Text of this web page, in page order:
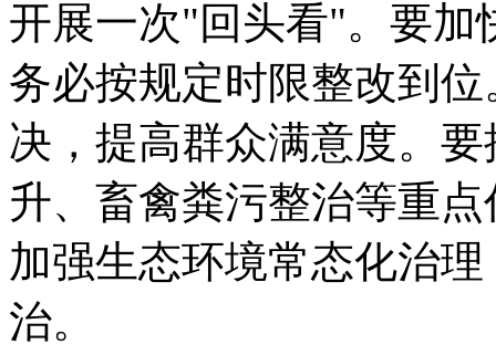
开展一次"回头看"。要加
务必按规定时限整改到
决，提高群众满意度。
升、畜禽粪污整治等重
加强生态环境常态化治
治。